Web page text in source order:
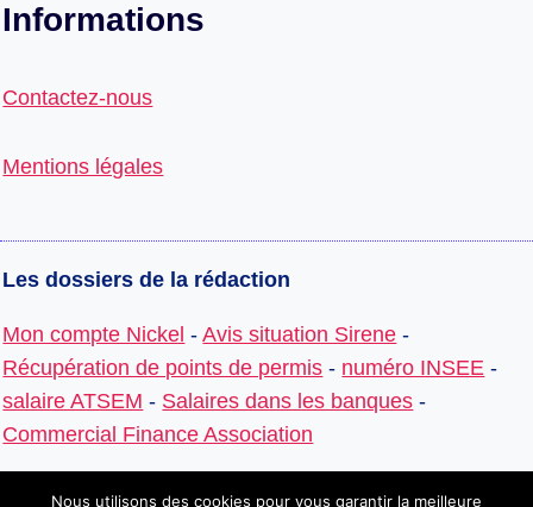
Informations
Contactez-nous
Mentions légales
Les dossiers de la rédaction
Mon compte Nickel -Avis situation Sirene -
Récupération de points de permis - numéro INSEE -
salaire ATSEM - Salaires dans les banques -
Commercial Finance Association
Nous utilisons des cookies pour vous garantir la meilleure